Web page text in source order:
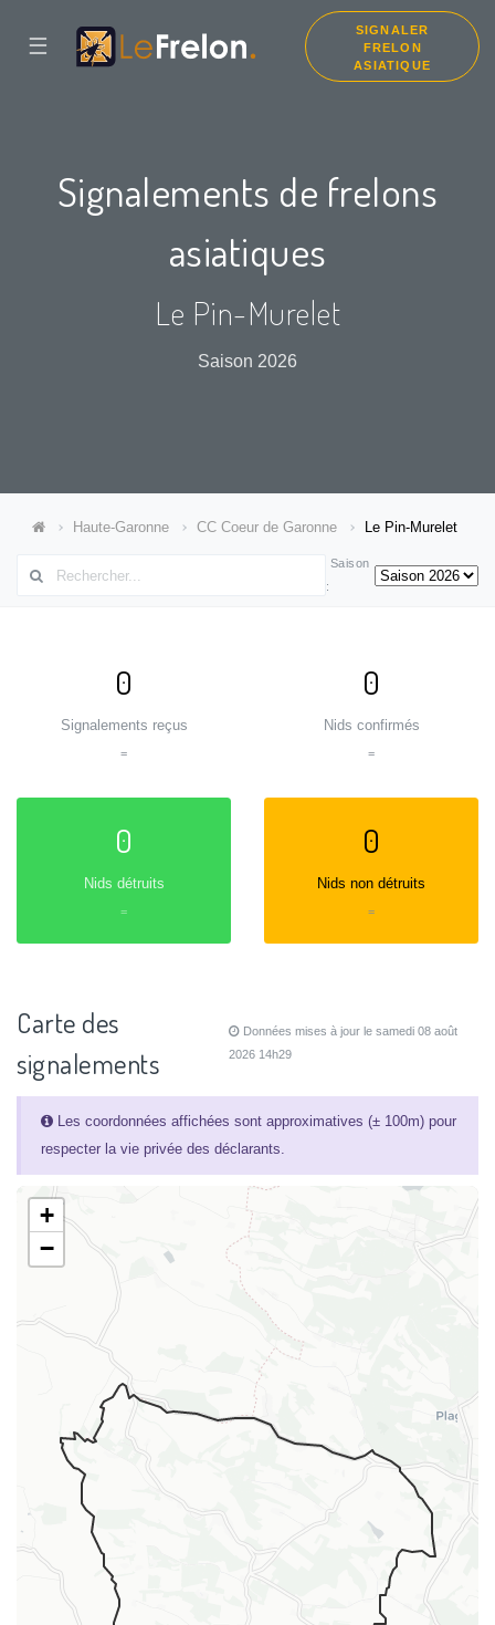
☰
SIGNALER
FRELON
ASIATIQUE
Signalements de frelons
asiatiques
Le Pin-Murelet
Saison 2026
Haute-Garonne CC Coeur de Garonne Le Pin-Murelet
Saison
:
0
Signalements reçus
=
0
Nids confirmés
=
0
Nids détruits
=
0
Nids non détruits
=
Carte des
signalements
Données mises à jour le samedi 08 août
2026 14h29
Les coordonnées affichées sont approximatives (± 100m) pour
respecter la vie privée des déclarants.
+
−